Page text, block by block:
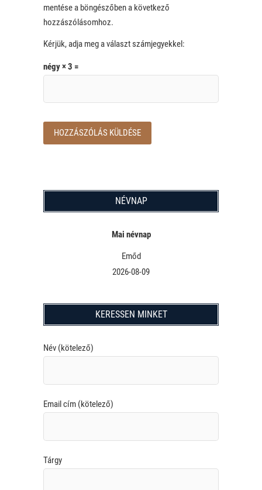
mentése a böngészőben a következő
hozzászólásomhoz.
Kérjük, adja meg a választ számjegyekkel:
négy × 3 =
NÉVNAP
Mai névnap
Emőd
2026-08-09
KERESSEN MINKET
Név (kötelező)
Email cím (kötelező)
Tárgy